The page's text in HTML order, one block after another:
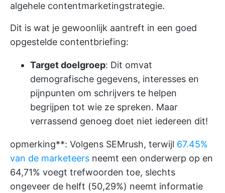
algehele contentmarketingstrategie.
Dit is wat je gewoonlijk aantreft in een goed
opgestelde contentbriefing:
Target doelgroep: Dit omvat
demografische gegevens, interesses en
pijnpunten om schrijvers te helpen
begrijpen tot wie ze spreken. Maar
verrassend genoeg doet niet iedereen dit!
opmerking**: Volgens SEMrush, terwijl 67.45%
van de marketeers neemt een onderwerp op en
64,71% voegt trefwoorden toe, slechts
ongeveer de helft (50,29%) neemt informatie